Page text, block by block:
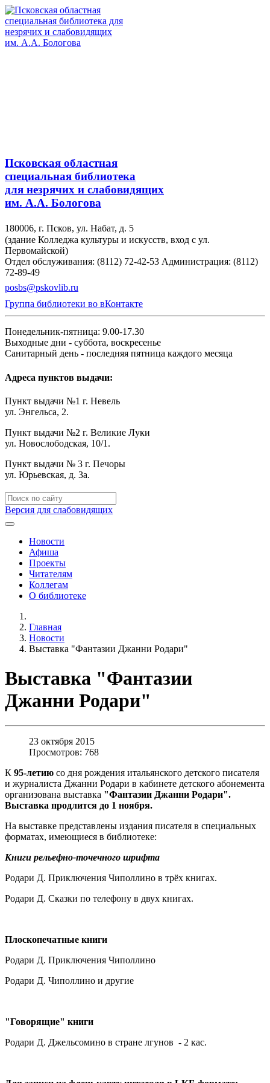
Псковская областная
специальная библиотека
для незрячих и слабовидящих
им. А.А. Бологова
180006, г. Псков, ул. Набат, д. 5
(здание Колледжа культуры и искусств, вход с ул.
Первомайской)
Отдел обслуживания: (8112) 72-42-53 Администрация: (8112)
72-89-49
posbs@pskovlib.ru
Группа библиотеки во вКонтакте
Понедельник-пятница: 9.00-17.30
Выходные дни - суббота, воскресенье
Санитарный день - последняя пятница каждого месяца
Адреса пунктов выдачи:
Пункт выдачи №1 г. Невель
ул. Энгельса, 2.
Пункт выдачи №2 г. Великие Луки
ул. Новослободская, 10/1.
Пункт выдачи № 3 г. Печоры
ул. Юрьевская, д. 3а.
Версия для слабовидящих
Новости
Афиша
Проекты
Читателям
Коллегам
О библиотеке
Главная
Новости
Выставка "Фантазии Джанни Родари"
Выставка "Фантазии
Джанни Родари"
23 октября 2015
Просмотров: 768
К 95-летию со дня рождения итальянского детского писателя
и журналиста Джанни Родари в кабинете детского абонемента
организована выставка "Фантазии Джанни Родари".
Выставка продлится до 1 ноября.
На выставке представлены издания писателя в специальных
форматах, имеющиеся в библиотеке:
Книги рельефно-точечного шрифта
Родари Д. Приключения Чиполлино в трёх книгах.
Родари Д. Сказки по телефону в двух книгах.
Плоскопечатные книги
Родари Д. Приключения Чиполлино
Родари Д. Чиполлино и другие
"Говорящие" книги
Родари Д. Джельсомино в стране лгунов - 2 кас.